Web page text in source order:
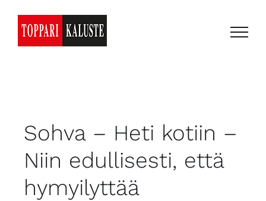
content
Sohva – Heti kotiin –
Niin edullisesti, että
hymyilyttää